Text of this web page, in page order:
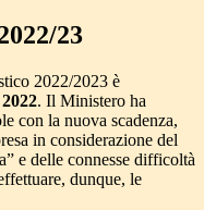
23
2022/2023 è
. Il Ministero ha
con la nuova scadenza,
in considerazione del
e delle connesse difficoltà
dunque, le